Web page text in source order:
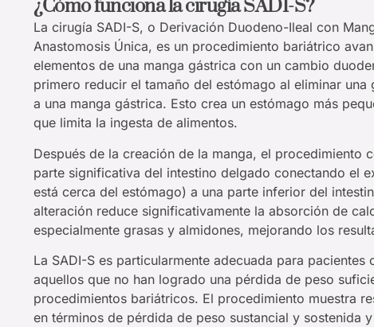
¿Cómo funciona la cirugía SADI-S?
La cirugía SADI-S, o Derivación Duodeno-Ileal con
Anastomosis Única, es un procedimiento bariátrico
elementos de una manga gástrica con un cambio
primero reducir el tamaño del estómago al eliminar una
a una manga gástrica. Esto crea un estómago más
que limita la ingesta de alimentos.
Después de la creación de la manga, el procedimiento
parte significativa del intestino delgado conectando el
está cerca del estómago) a una parte inferior del
alteración reduce significativamente la absorción de
especialmente grasas y almidones, mejorando los
La SADI-S es particularmente adecuada para pacientes
aquellos que no han logrado una pérdida de peso
procedimientos bariátricos. El procedimiento muestra
en términos de pérdida de peso sustancial y sostenida